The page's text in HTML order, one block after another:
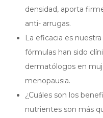
densidad, aporta
anti- arrugas.
La eficacia es
fórmulas han sido
dermatólogos en
menopausia.
¿Cuáles son los
nutrientes son más